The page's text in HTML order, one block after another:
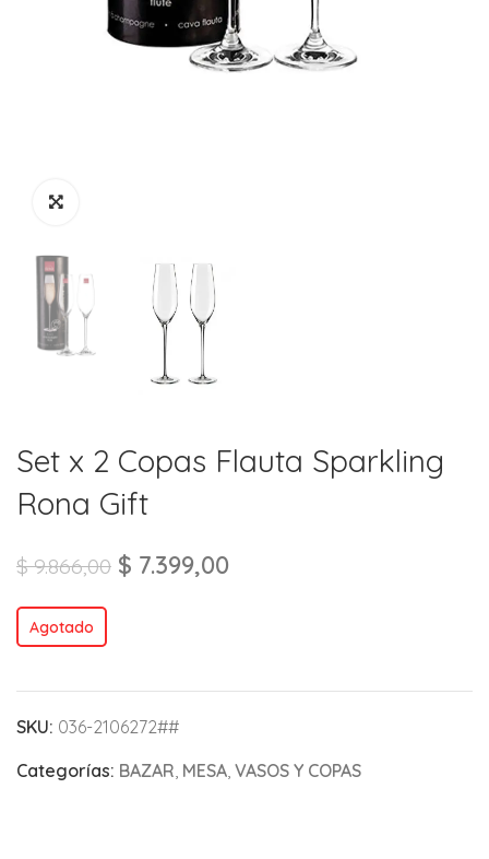
Set x 2 Copas Flauta Sparkling
Rona Gift
$9.866,00 $ 7.399,00
Agotado
SKU: 036-2106272##
Categorías: BAZAR, MESA, VASOS Y COPAS